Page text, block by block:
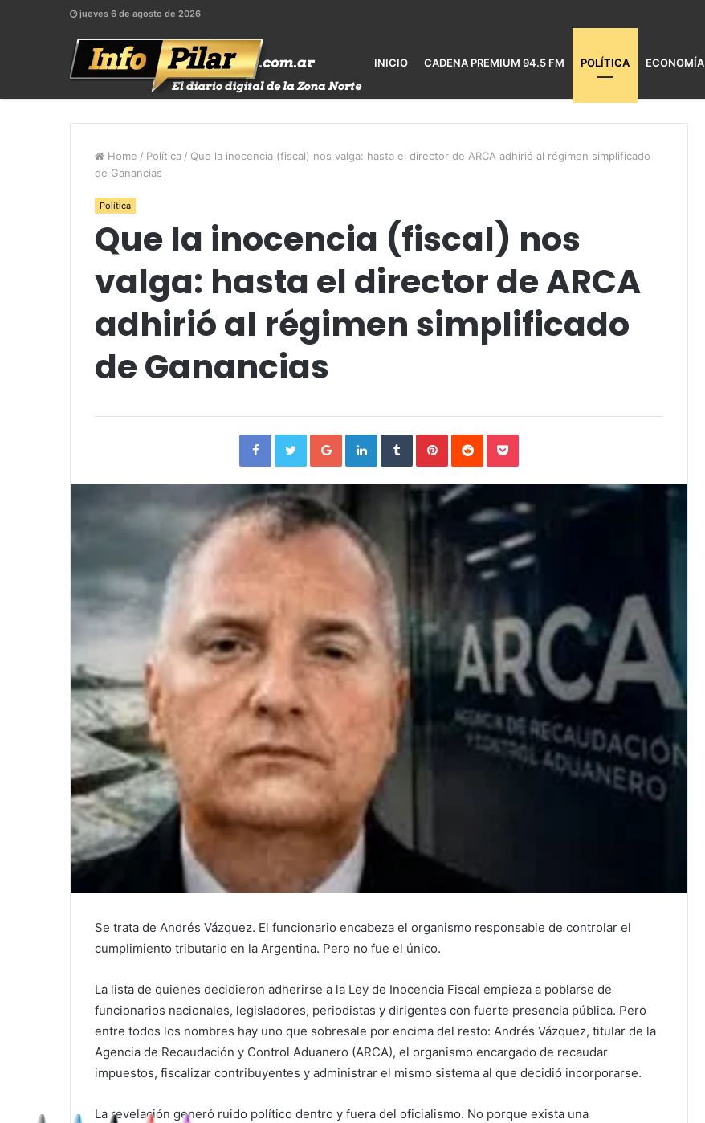
jueves 6 de agosto de 2026
INICIO CADENA PREMIUM 94.5 FM POLÍTICA ECONOMÍA
Home / Política / Que la inocencia (fiscal) nos valga: hasta el director de ARCA adhirió al régimen simplificado
de Ganancias
Política
Que la inocencia (fiscal) nos
valga: hasta el director de ARCA
adhirió al régimen simplificado
de Ganancias
FacebookTwitterGoogle+LinkedInTumblrPinterestReddit Pocket
Se trata de Andrés Vázquez. El funcionario encabeza el organismo responsable de controlar el
cumplimiento tributario en la Argentina. Pero no fue el único.
La lista de quienes decidieron adherirse a la Ley de Inocencia Fiscal empieza a poblarse de
funcionarios nacionales, legisladores, periodistas y dirigentes con fuerte presencia pública. Pero
entre todos los nombres hay uno que sobresale por encima del resto: Andrés Vázquez, titular de la
Agencia de Recaudación y Control Aduanero (ARCA), el organismo encargado de recaudar
impuestos, fiscalizar contribuyentes y administrar el mismo sistema al que decidió incorporarse.
La revelación generó ruido político dentro y fuera del oficialismo. No porque exista una